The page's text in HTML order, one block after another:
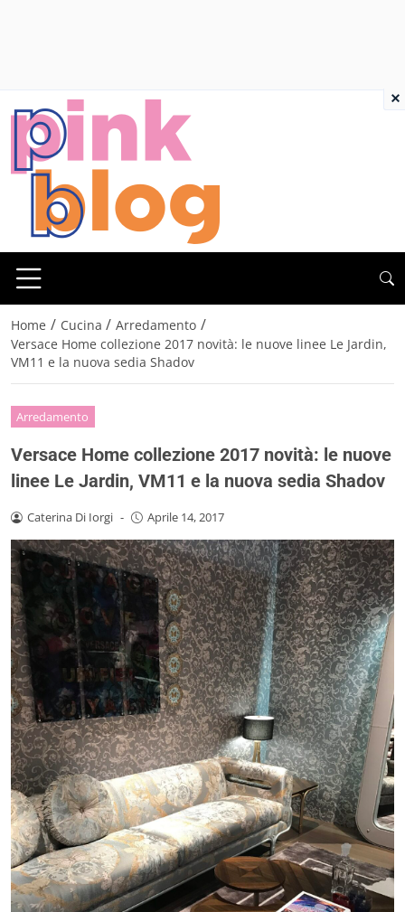
Home / Cucina / Arredamento /
Versace Home collezione 2017 novità: le nuove linee Le Jardin,
VM11 e la nuova sedia Shadov
Arredamento
Versace Home collezione 2017 novità: le nuove
linee Le Jardin, VM11 e la nuova sedia Shadov
Caterina Di Iorgi - Aprile 14, 2017
×